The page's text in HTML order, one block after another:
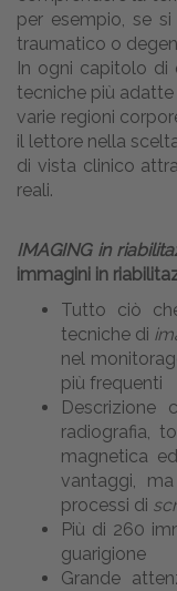
per esempio, se
traumatico o
In ogni capitolo di
tecniche più
varie regioni
il lettore nella
di vista clinico
reali.
IMAGING in
immagini in
Tutto ciò
tecniche di
nel
più frequenti
Descrizione
radiografia,
magnetica
vantaggi,
processi di
Più di 260
guarigione
Grande